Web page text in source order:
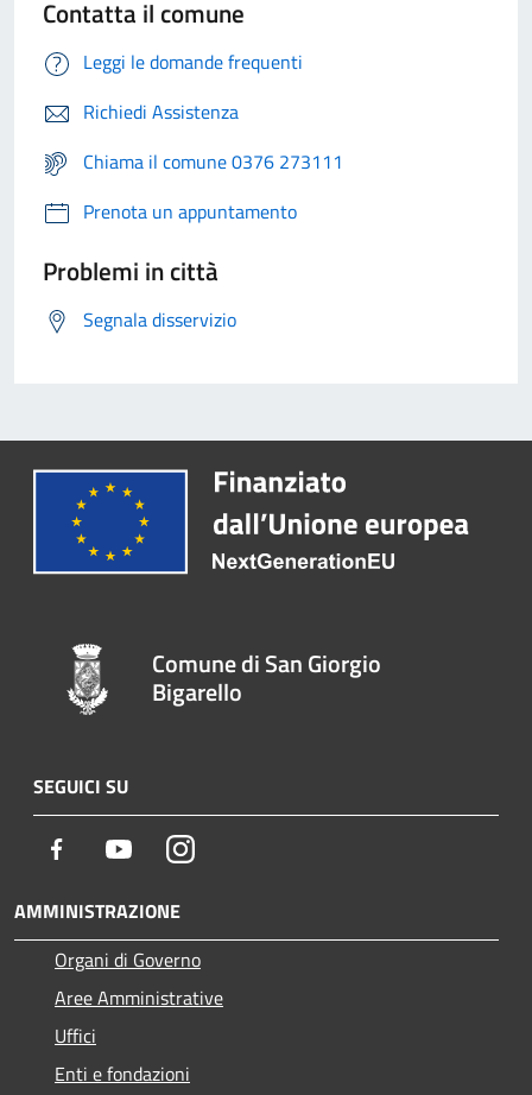
Contatta il comune
Leggi le domande frequenti
Richiedi Assistenza
Chiama il comune 0376 273111
Prenota un appuntamento
Problemi in città
Segnala disservizio
Comune di San Giorgio
Bigarello
SEGUICI SU
Facebook YoutubeInstagram
AMMINISTRAZIONE
Organi di Governo
Aree Amministrative
Uffici
Enti e fondazioni